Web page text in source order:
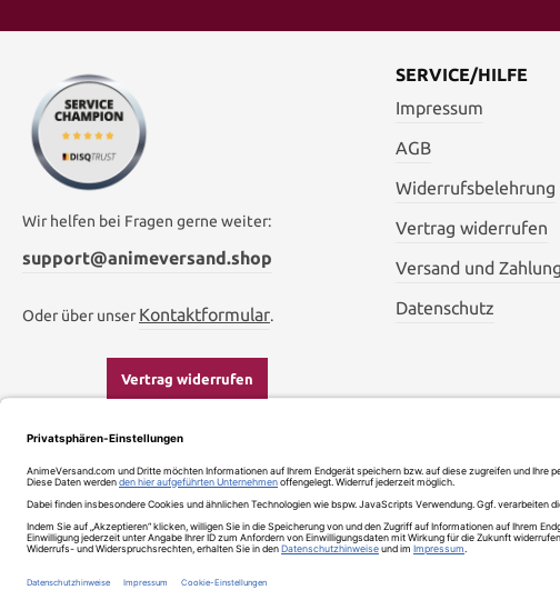
Wir helfen bei Fragen gerne weiter:
support@animeversand.shop
Oder über unser Kontaktformular.
Vertrag widerrufen
SERVICE/HILFE
Impressum
AGB
Widerrufsbelehrung
Vertrag widerrufen
Versand und Zahlung
Datenschutz
Impressum AGB